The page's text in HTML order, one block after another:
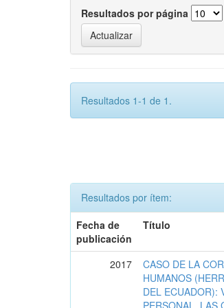
Resultados por página
Resultados 1-1 de 1.
Resultados por ítem:
Fecha de
publicación
Título
2017
CASO DE LA
HUMANOS
DEL ECUADOR):
PERSONAL, LAS